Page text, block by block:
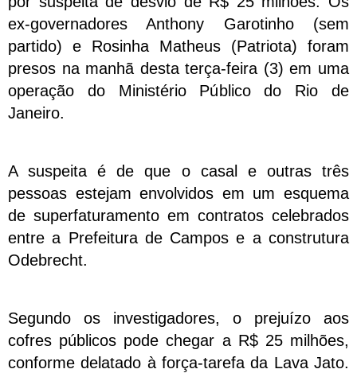
ex-governadores Anthony Garotinho (sem
partido) e Rosinha Matheus (Patriota) foram
presos na manhã desta terça-feira (3) em uma
operação do Ministério Público do Rio de
Janeiro.
A suspeita é de que o casal e outras três
pessoas estejam envolvidos em um esquema
de superfaturamento em contratos celebrados
entre a Prefeitura de Campos e a construtura
Odebrecht.
Segundo os investigadores, o prejuízo aos
cofres públicos pode chegar a R$ 25 milhões,
conforme delatado à força-tarefa da Lava Jato.